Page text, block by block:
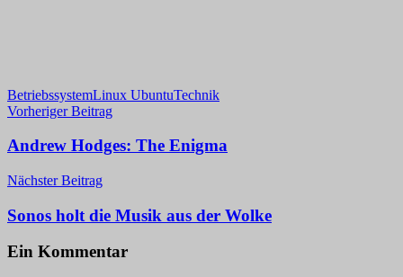
BetriebssystemLinux UbuntuTechnik
Beitragsnavigation
Vorheriger Beitrag
Andrew Hodges: The Enigma
Nächster Beitrag
Sonos holt die Musik aus der Wolke
Ein Kommentar